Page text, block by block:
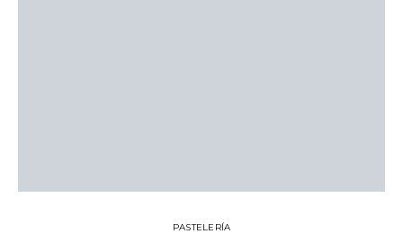
PASTELERÍA